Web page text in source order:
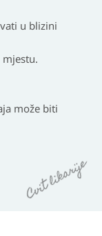
u blizini
može biti